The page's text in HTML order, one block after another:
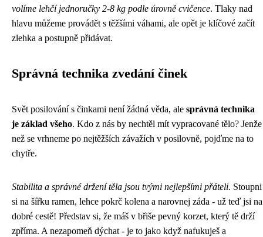
volíme lehčí jednoručky 2-8 kg podle úrovně cvičence. Tlaky nad
hlavu můžeme provádět s těžšími váhami, ale opět je klíčové začít
zlehka a postupně přidávat.
Správná technika zvedání činek
Svět posilování s činkami není žádná věda, ale správná technika
je základ všeho. Kdo z nás by nechtěl mít vypracované tělo? Jenže
než se vrhneme po nejtěžších závažích v posilovně, pojďme na to
chytře.
Stabilita a správné držení těla jsou tvými nejlepšími přáteli. Stoupni
si na šířku ramen, lehce pokrč kolena a narovnej záda - už teď jsi na
dobré cestě! Představ si, že máš v břiše pevný korzet, který tě drží
zpříma. A nezapomeň dýchat - je to jako když nafukuješ a